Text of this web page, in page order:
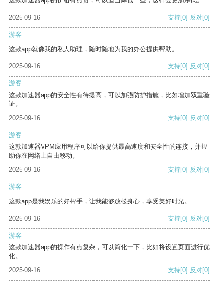
2025-09-16 支持[0] 反对[0]
游客
这款app就像我的私人助理，随时随地为我的办公提供帮助。
2025-09-16 支持[0] 反对[0]
游客
这款加速器app的安全性有待提高，可以加强防护措施，比如增加双重验
证。
2025-09-16
支持[0] 反对[0]
游客
这款加速器VPM应用程序可以给你提供最高速度和安全性的连接，并帮
助你在网络上自由移动。
2025-09-16
支持[0] 反对[0]
游客
这款app是我娱乐的好帮手，让我能够放松身心，享受美好时光。
2025-09-16 支持[0] 反对[0]
游客
这款加速器app的操作有点复杂，可以简化一下，比如将设置页面进行优
化。
2025-09-16
支持[0] 反对[0]